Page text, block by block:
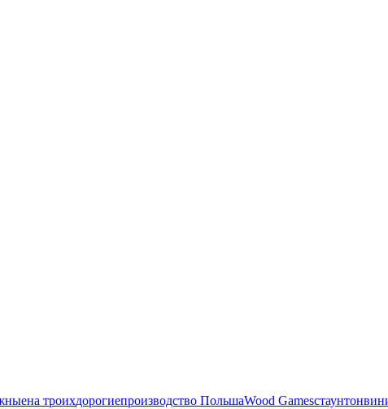
на троихдорогиепроизводство ПольшаWood Gamesстаунтон